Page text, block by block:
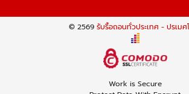
© 2569 รับรื้อถอนทั่วประเทศ - ปรเมศ
Work is Secure